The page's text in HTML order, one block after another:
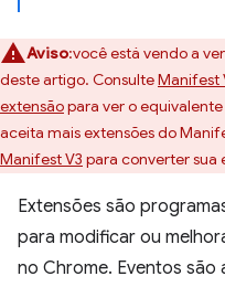
Aviso:você está vendo a
deste artigo. ConsulteManifest
extensãopara ver o
aceita mais extensões do
Manifest V3 para converter sua
Extensões são
para modificar ou
no Chrome. Eventos